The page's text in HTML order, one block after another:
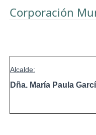
Corporación
Alcalde:
Dña. María Paula